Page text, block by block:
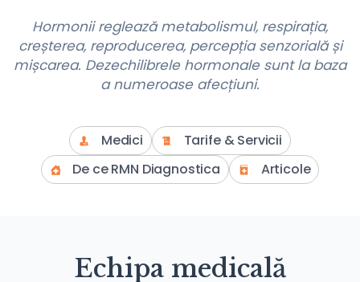
Hormonii reglează metabolismul, respirația,
creșterea, reproducerea, percepția senzorială și
mișcarea. Dezechilibrele hormonale sunt la baza
a numeroase afecțiuni.
Medici
Tarife & Servicii
De ce RMN Diagnostica
Articole
Echipa medicală